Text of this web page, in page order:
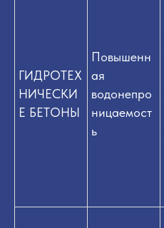
ГИДРОТЕХ
НИЧЕСКИ
Е БЕТОНЫ
Повышенн
ая
водонепро
ницаемост
ь